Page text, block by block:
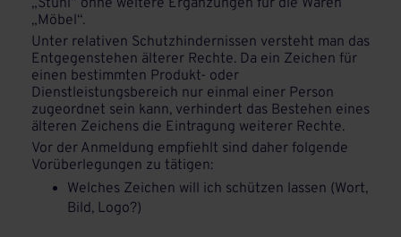
„Möbel“.
Unter relativen Schutzhindernissen versteht man das
Entgegenstehen älterer Rechte. Da ein Zeichen für
einen bestimmten Produkt- oder
Dienstleistungsbereich nur einmal einer Person
zugeordnet sein kann, verhindert das Bestehen eines
älteren Zeichens die Eintragung weiterer Rechte.
Vor der Anmeldung empfiehlt sind daher folgende
Vorüberlegungen zu tätigen:
Welches Zeichen will ich schützen lassen (Wort,
Bild, Logo?)